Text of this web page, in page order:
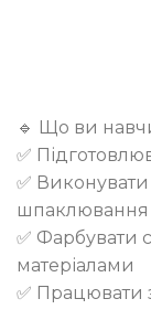
🔹 Що ви
✅
✅
шпаклювання
✅ Фарбувати
матеріалами
✅ Працювати